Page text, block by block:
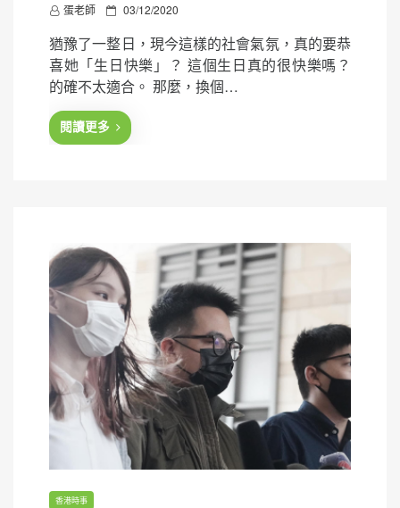
蛋老師
P
s
t
e
d
03/12/2020
猶豫了一整日，現今這樣的社會氣氛，真的要恭
喜她「生日快樂」？ 這個生日真的很快樂嗎？
的確不太適合。 那麼，換個…
閱讀更多
香港時事